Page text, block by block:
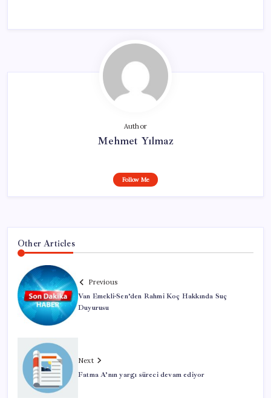
Author
Mehmet Yılmaz
Follow Me
Other Articles
Previous
Van Emekli-Sen’den Rahmi Koç Hakkında Suç
Duyurusu
Next
Fatma A’nın yargı süreci devam ediyor